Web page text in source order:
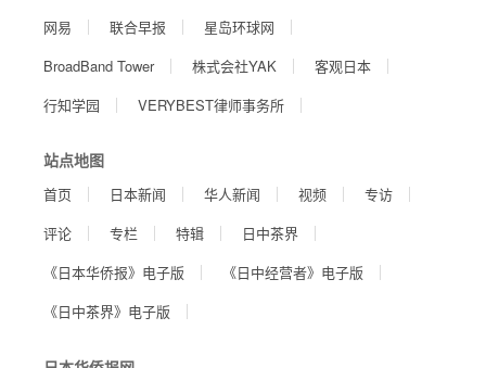
网易
联合早报
星岛环球网
BroadBand Tower
株式会社YAK
客观日本
行知学园
VERYBEST律师事务所
站点地图
首页 日本新闻 华人新闻 视频
专访
评论
专栏 特辑
日中茶界
《日本华侨报》电子版
《日中经营者》电子版
《日中茶界》电子版